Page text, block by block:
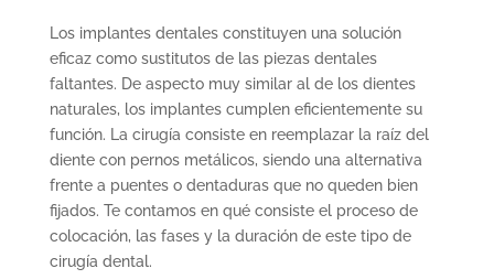
Los implantes dentales constituyen una solución
eficaz como sustitutos de las piezas dentales
faltantes. De aspecto muy similar al de los dientes
naturales, los implantes cumplen eficientemente su
función. La cirugía consiste en reemplazar la raíz del
diente con pernos metálicos, siendo una alternativa
frente a puentes o dentaduras que no queden bien
fijados. Te contamos en qué consiste el proceso de
colocación, las fases y la duración de este tipo de
cirugía dental.